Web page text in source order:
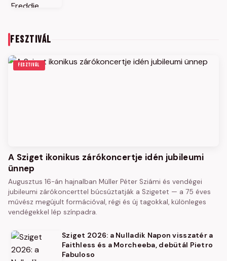
FESZTIVÁL
FESZTIVÁL
A Sziget ikonikus zárókoncertje idén jubileumi
ünnep
Augusztus 16-án hajnalban Müller Péter Sziámi és vendégei
jubileumi zárókoncerttel búcsúztatják a Szigetet — a 75 éves
művész megújult formációval, régi és új tagokkal, különleges
vendégekkel lép színpadra.
Sziget 2026: a Nulladik Napon visszatér a
Faithless és a Morcheeba, debütál Pietro
Fabuloso